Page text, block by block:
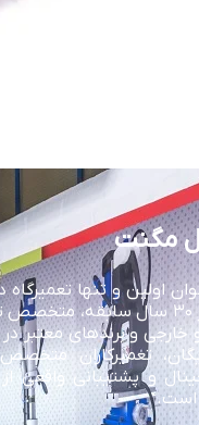
مگنت
اولین و تنها
در ایران با بیش از ۳۰ سال سابقه،
خارجی و برندهای معتبر
تعمیرکاران
و پشتیبانی واقعی
است.